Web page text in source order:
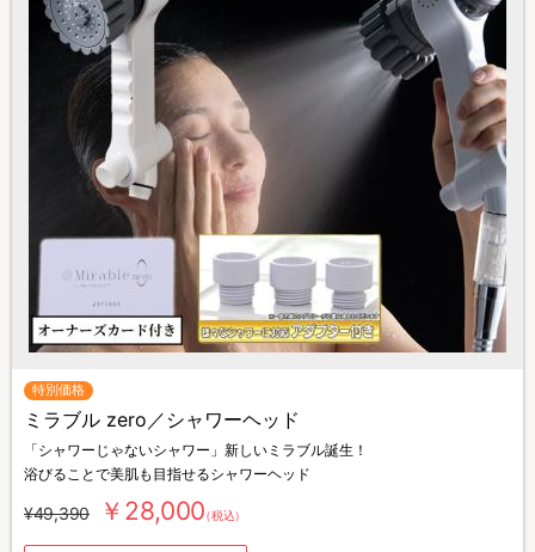
特別価格
ミラブル zero／シャワーヘッド
「シャワーじゃないシャワー」新しいミラブル誕生！
浴びることで美肌も目指せるシャワーヘッド
¥49,390 ￥28,000（税込）